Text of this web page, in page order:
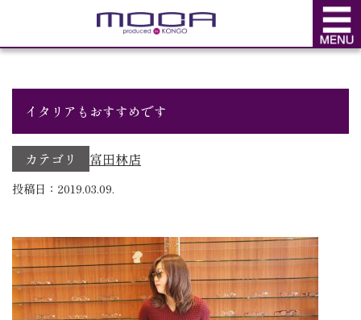
BLOG
イタリアもおすすめです
カテゴリ 富田林店
投稿日：2019.03.09.